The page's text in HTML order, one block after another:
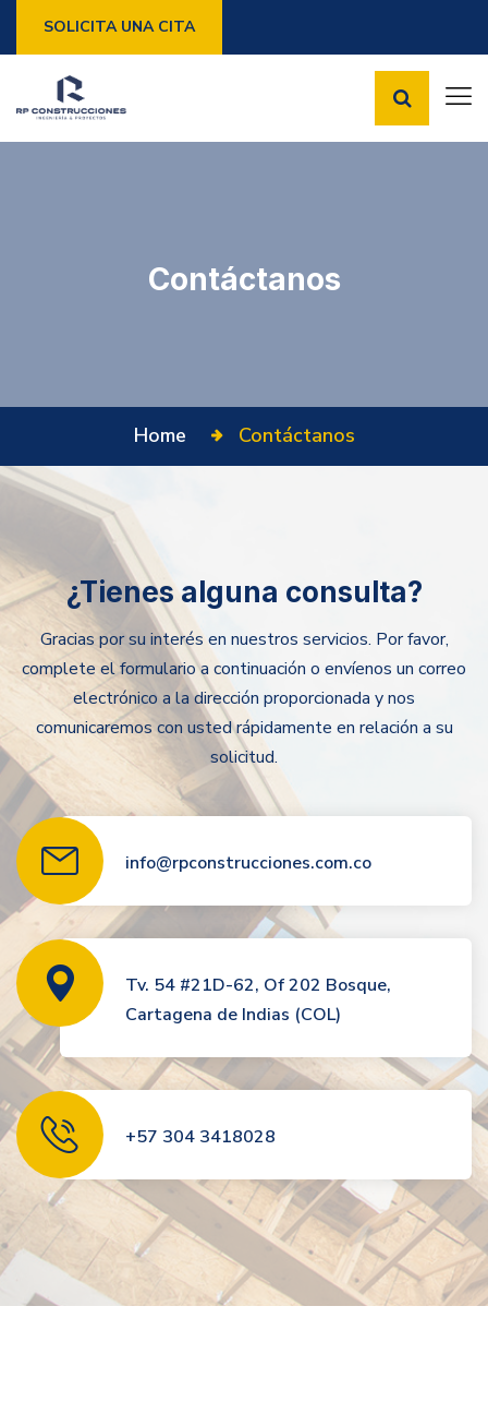
SOLICITA UNA CITA
Contáctanos
Home Contáctanos
¿Tienes alguna consulta?
Gracias por su interés en nuestros servicios. Por favor,
complete el formulario a continuación o envíenos un correo
electrónico a la dirección proporcionada y nos
comunicaremos con usted rápidamente en relación a su
solicitud.
info@rpconstrucciones.com.co
Tv. 54 #21D-62, Of 202 Bosque,
Cartagena de Indias (COL)
+57 304 3418028